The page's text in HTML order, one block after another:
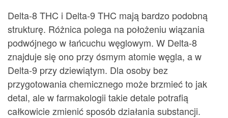
Delta-8 THC i Delta-9 THC mają bardzo podobną
strukturę. Różnica polega na położeniu wiązania
podwójnego w łańcuchu węglowym. W Delta-8
znajduje się ono przy ósmym atomie węgla, a w
Delta-9 przy dziewiątym. Dla osoby bez
przygotowania chemicznego może brzmieć to jak
detal, ale w farmakologii takie detale potrafią
całkowicie zmienić sposób działania substancji.